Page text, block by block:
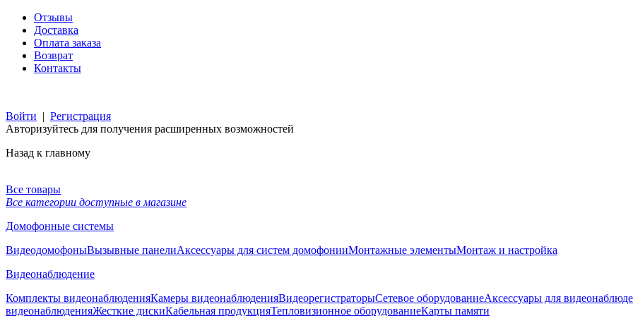
Отзывы
Доставка
Оплата заказа
Возврат
Контакты
Войти | Регистрация
Авторизуйтесь для получения расширенных возможностей
Назад к главному
Все товары
Все категории доступные в магазине
Домофонные системы
ВидеодомофоныВызывные панелиАксессуары для систем домофонииМонтажные элементыМонтаж и настройка
Видеонаблюдение
Комплекты видеонаблюденияКамеры видеонаблюденияВидеорегистраторыСетевое оборудованиеАксессуары для
видеонаблюденияЖесткие дискиКабельная продукцияТепловизионное оборудованиеКарты памяти